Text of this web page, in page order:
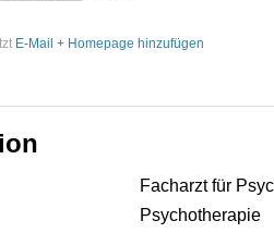
E-Mail + Homepage hinzufügen
Facharzt für
Psychotherapie